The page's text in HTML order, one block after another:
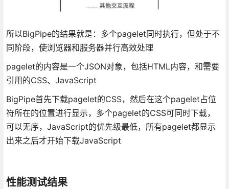
所以BigPipe的结果就是：多个pagelet同时执行，但处于不
同阶段，使浏览器和服务器并行高效处理
pagelet的内容是一个JSON对象，包括HTML内容，和需要
引用的CSS、JavaScript
BigPipe首先下载pagelet的CSS，然后在这个pagelet占位
符所在的位置进行显示，多个pagelet的CSS可同时下载，
可以无序，JavaScript的优先级最低，所有pagelet都显示
出来之后才开始下载JavaScript
性能测试结果